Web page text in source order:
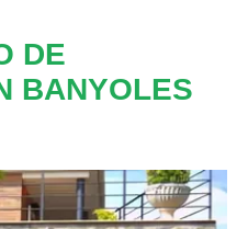
DE
BANYOLES